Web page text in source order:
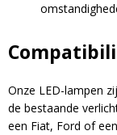
Onze LED-lampen
de bestaande
een Fiat, Ford of